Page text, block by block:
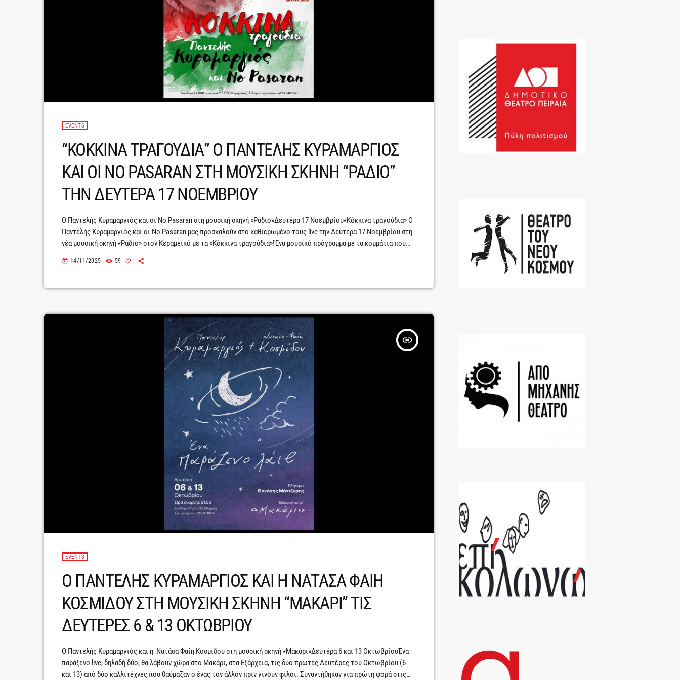
EVENTS
“ΚΟΚΚΙΝΑ ΤΡΑΓΟΥΔΙΑ” Ο ΠΑΝΤΕΛΗΣ ΚΥΡΑΜΑΡΓΙΟΣ
ΚΑΙ ΟΙ NO PASARAN ΣΤΗ ΜΟΥΣΙΚΗ ΣΚΗΝΗ “ΡΑΔΙΟ”
ΤΗΝ ΔΕΥΤΕΡΑ 17 ΝΟΕΜΒΡΙΟΥ
Ο Παντελής Κυραμαργιός και οι No Pasaran στη μουσική σκηνή «Ράδιο»Δευτέρα 17 Νοεμβρίου«Κόκκινα τραγούδια» Ο
Παντελής Κυραμαργιός και οι No Pasaran μας προσκαλούν στο καθιερωμένο τους live την Δευτέρα 17 Νοεμβρίου στη
νέα μουσική σκηνή «Ράδιο» στον Κεραμεικό με τα «Κόκκινα τραγούδια»!Ένα μουσικό πρόγραμμα με τα κομμάτια που
επαναστάτη και μόνο οι επαναστάτες αγωνίζονται με το […]
today 14/11/2025 59
insert_link
EVENTS
Ο ΠΑΝΤΕΛΗΣ ΚΥΡΑΜΑΡΓΙΟΣ ΚΑΙ Η ΝΑΤΑΣΑ ΦΑΙΗ
ΚΟΣΜΙΔΟΥ ΣΤΗ ΜΟΥΣΙΚΗ ΣΚΗΝΗ “ΜΑΚΑΡΙ” ΤΙΣ
ΔΕΥΤΕΡΕΣ 6 & 13 ΟΚΤΩΒΡΙΟΥ
Ο Παντελής Κυραμαργιός και η Νατάσα Φαίη Κοσμίδου στη μουσική σκηνή «Μακάρι»Δευτέρα 6 και 13 ΟκτωβρίουΈνα
παράξενο live, δηλαδή δύο, θα λάβουν χώρα στο Μακάρι, στα Εξάρχεια, τις δύο πρώτες Δευτέρες του Οκτωβρίου (6
και 13) από δύο καλλιτέχνες που θαύμαζαν ο ένας τον άλλον πριν γίνουν φίλοι. Συναντήθηκαν για πρώτη φορά στις